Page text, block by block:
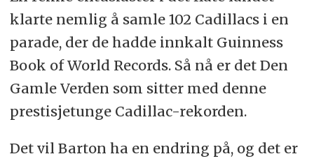
klarte nemlig å samle 102 Cadillacs i en
parade, der de hadde innkalt Guinness
Book of World Records. Så nå er det Den
Gamle Verden som sitter med denne
prestisjetunge Cadillac-rekorden.
Det vil Barton ha en endring på, og det er